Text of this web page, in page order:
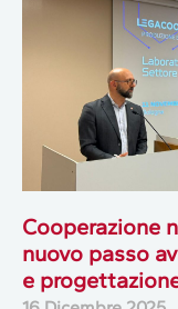
Cooperazione
nuovo passo
e